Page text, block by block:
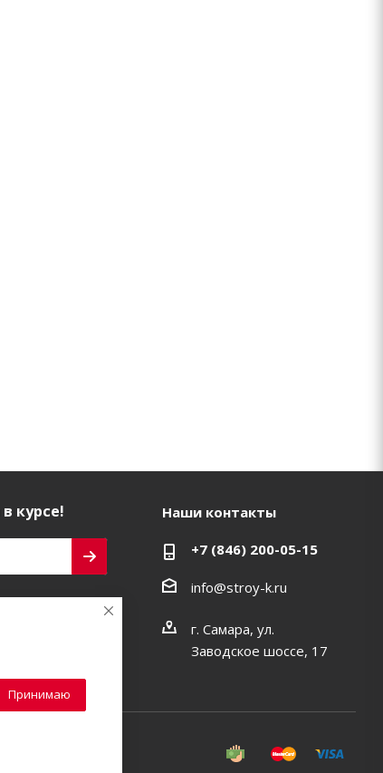
курсе! Наши контакты
+7 (846) 200-05-15
info@stroy-k.ru
г. Самара, ул.
Заводское шоссе, 17
Принимаю